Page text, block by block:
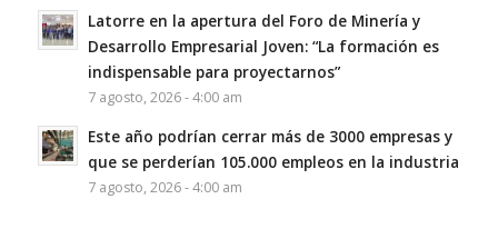
Latorre en la apertura del Foro de Minería y
Desarrollo Empresarial Joven: “La formación es
indispensable para proyectarnos”
7 agosto, 2026 - 4:00 am
Este año podrían cerrar más de 3000 empresas y
que se perderían 105.000 empleos en la industria
7 agosto, 2026 - 4:00 am